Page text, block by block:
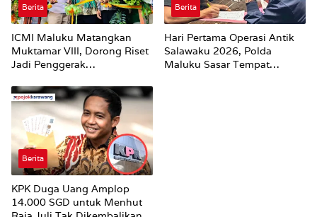
Berita
ICMI Maluku Matangkan
Muktamar VIII, Dorong Riset
Jadi Penggerak
Berita
Hari Pertama Operasi Antik
Salawaku 2026, Polda
Maluku Sasar Tempat
Berita
KPK Duga Uang Amplop
14.000 SGD untuk Menhut